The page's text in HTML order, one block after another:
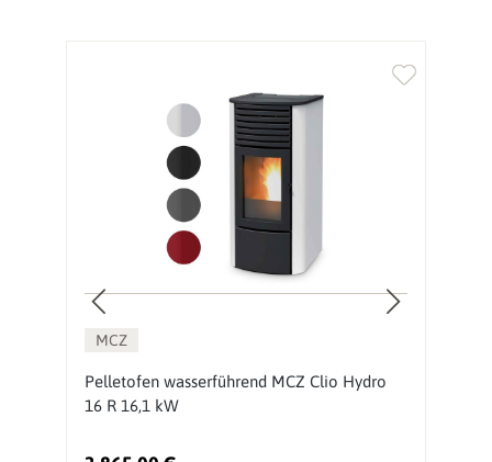
MCZ
Pelletofen wasserführend MCZ Clio Hydro
16 R 16,1 kW